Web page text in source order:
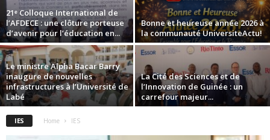
21ᵉ Colloque International de
l’AFDECE : une clôture porteuse
d’avenir pour l’éducation en...
Bonne et heureuse année 2026 à
la communauté UniversiteActu!
Le ministre Alpha Bacar Barry
inaugure de nouvelles
infrastructures à l’Université de
Labé
La Cité des Sciences et de
l’Innovation de Guinée : un
carrefour majeur...
IES Home IES